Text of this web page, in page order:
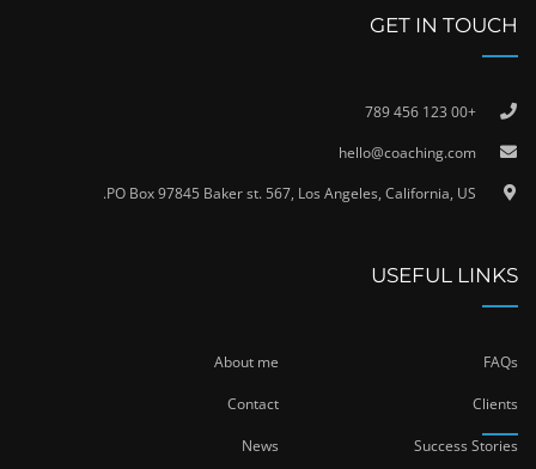
GET IN TOUCH
+00 123 456 789
hello@coaching.com
PO Box 97845 Baker st. 567, Los Angeles, California, US.
USEFUL LINKS
About me FAQs
Contact Clients
News Success Stories